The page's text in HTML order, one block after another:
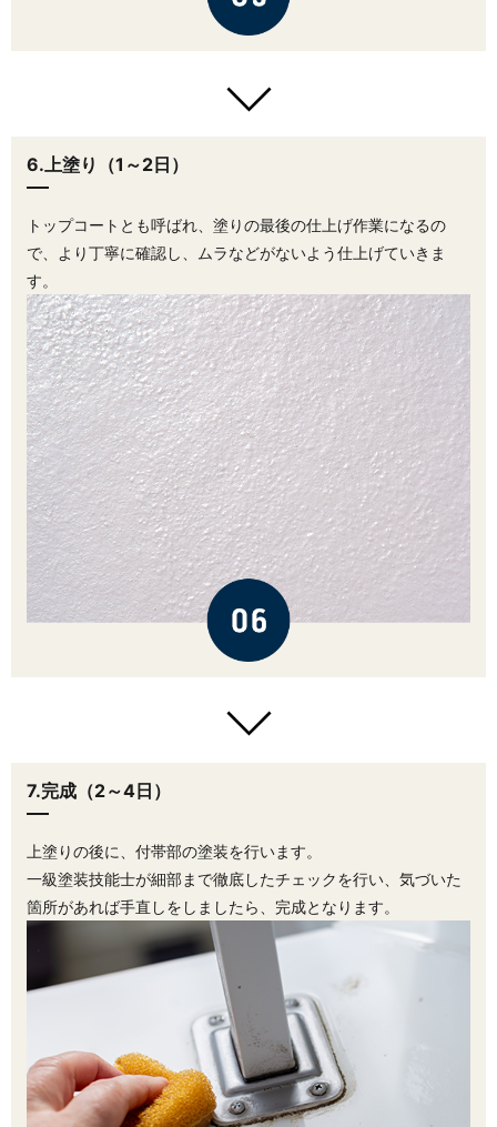
6.上塗り（1～2日）
トップコートとも呼ばれ、塗りの最後の仕上げ作業になるの
で、より丁寧に確認し、ムラなどがないよう仕上げていきま
す。
7.完成（2～4日）
上塗りの後に、付帯部の塗装を行います。
一級塗装技能士が細部まで徹底したチェックを行い、気づいた
箇所があれば手直しをしましたら、完成となります。